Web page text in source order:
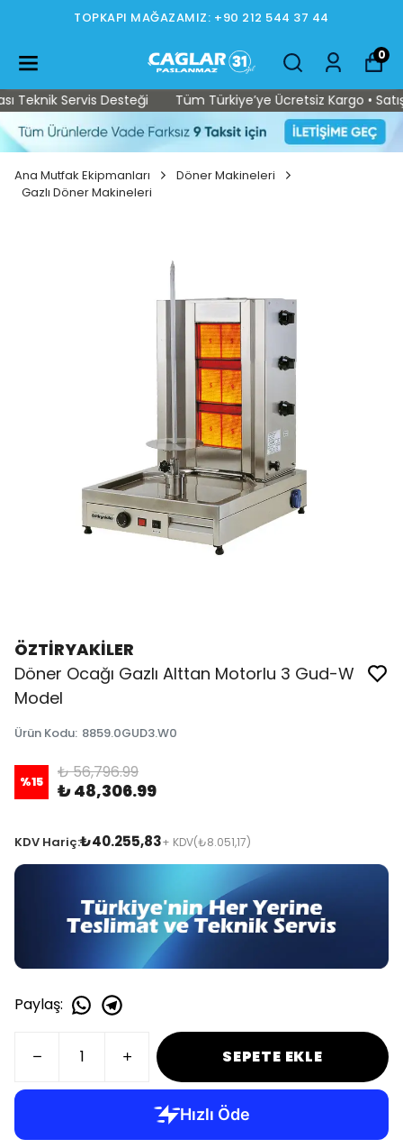
TOPKAPI MAĞAZAMIZ: +90 212 544 37 44
0
Servis Desteği Tüm Türkiye’ye Ücretsiz Kargo • Satış
Ana Mutfak Ekipmanları
Döner Makineleri
Gazlı Döner Makineleri
ÖZTİRYAKİLER
Döner Ocağı Gazlı Alttan Motorlu 3 Gud-W
Model
Ürün Kodu: 8859.0GUD3.W0
%15 ₺ 56,796.99
₺ 48,306.99
KDV Hariç:₺40.255,83+ KDV(₺8.051,17)
Paylaş:
SEPETE EKLE